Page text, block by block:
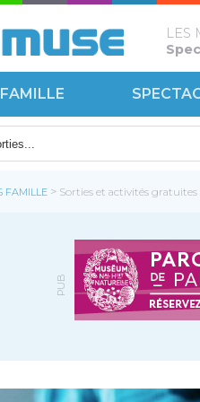
LES
FAMILLE > Sorties et activités gratuites
PUB